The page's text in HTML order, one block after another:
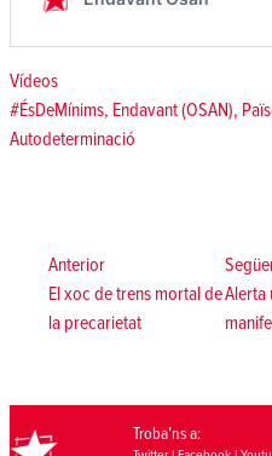
Posted in
Vídeos
Tags:
#ÉsDeMínims, Endavant (OSAN),
Autodeterminació
d'entradesAnteriorAnterior:
El xoc de trens mortal de
la precarietat
Alerta
Troba’ns a: